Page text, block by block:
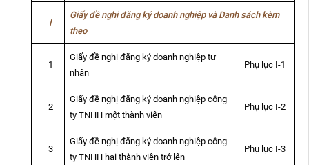
I
Giấy đề nghị đăng ký doanh nghiệp và Danh sách kèm
theo
1
Giấy đề nghị đăng ký doanh nghiệp tư
nhân
Phụ lục I-1
2
Giấy đề nghị đăng ký doanh nghiệp công
ty TNHH một thành viên
Phụ lục I-2
3
Giấy đề nghị đăng ký doanh nghiệp công
ty TNHH hai thành viên trở lên
Phụ lục I-3